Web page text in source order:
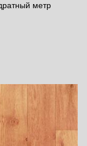
метр